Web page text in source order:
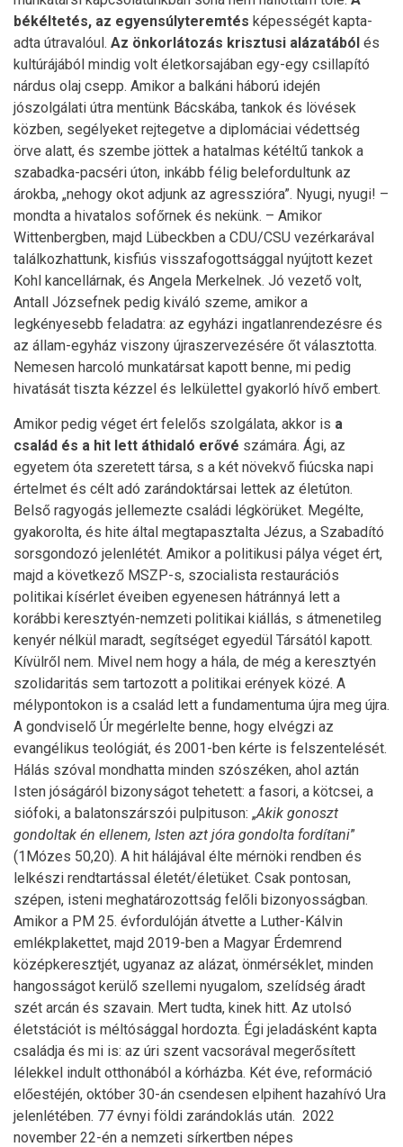
békéltetés, az egyensúlyteremtés képességét kapta-
adta útravalóul. Az önkorlátozás krisztusi alázatából és
kultúrájából mindig volt életkorsajában egy-egy csillapító
nárdus olaj csepp. Amikor a balkáni háború idején
jószolgálati útra mentünk Bácskába, tankok és lövések
közben, segélyeket rejtegetve a diplomáciai védettség
örve alatt, és szembe jöttek a hatalmas kétéltű tankok a
szabadka-pacséri úton, inkább félig belefordultunk az
árokba, „nehogy okot adjunk az agresszióra”. Nyugi, nyugi! –
mondta a hivatalos sofőrnek és nekünk. – Amikor
Wittenbergben, majd Lübeckben a CDU/CSU vezérkarával
találkozhattunk, kisfiús visszafogottsággal nyújtott kezet
Kohl kancellárnak, és Angela Merkelnek. Jó vezető volt,
Antall Józsefnek pedig kiváló szeme, amikor a
legkényesebb feladatra: az egyházi ingatlanrendezésre és
az állam-egyház viszony újraszervezésére őt választotta.
Nemesen harcoló munkatársat kapott benne, mi pedig
hivatását tiszta kézzel és lelkülettel gyakorló hívő embert.
Amikor pedig véget ért felelős szolgálata, akkor is a
család és a hit lett áthidaló erővé számára. Ági, az
egyetem óta szeretett társa, s a két növekvő fiúcska napi
értelmet és célt adó zarándoktársai lettek az életúton.
Belső ragyogás jellemezte családi légkörüket. Megélte,
gyakorolta, és hite által megtapasztalta Jézus, a Szabadító
sorsgondozó jelenlétét. Amikor a politikusi pálya véget ért,
majd a következő MSZP-s, szocialista restaurációs
politikai kísérlet éveiben egyenesen hátránnyá lett a
korábbi keresztyén-nemzeti politikai kiállás, s átmenetileg
kenyér nélkül maradt, segítséget egyedül Társától kapott.
Kívülről nem. Mivel nem hogy a hála, de még a keresztyén
szolidaritás sem tartozott a politikai erények közé. A
mélypontokon is a család lett a fundamentuma újra meg újra.
A gondviselő Úr megérlelte benne, hogy elvégzi az
evangélikus teológiát, és 2001-ben kérte is felszentelését.
Hálás szóval mondhatta minden szószéken, ahol aztán
Isten jóságáról bizonyságot tehetett: a fasori, a kötcsei, a
siófoki, a balatonszárszói pulpituson: „Akik gonoszt
gondoltak én ellenem, Isten azt jóra gondolta fordítani”
(1Mózes 50,20). A hit hálájával élte mérnöki rendben és
lelkészi rendtartással életét/életüket. Csak pontosan,
szépen, isteni meghatározottság felőli bizonyosságban.
Amikor a PM 25. évfordulóján átvette a Luther-Kálvin
emlékplakettet, majd 2019-ben a Magyar Érdemrend
középkeresztjét, ugyanaz az alázat, önmérséklet, minden
hangosságot kerülő szellemi nyugalom, szelídség áradt
szét arcán és szavain. Mert tudta, kinek hitt. Az utolsó
életstációt is méltósággal hordozta. Égi jeladásként kapta
családja és mi is: az úri szent vacsorával megerősített
lélekkel indult otthonából a kórházba. Két éve, reformáció
előestéjén, október 30-án csendesen elpihent hazahívó Ura
jelenlétében. 77 évnyi földi zarándoklás után. 2022
november 22-én a nemzeti sírkertben népes